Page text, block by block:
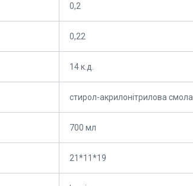
0,2
0,22
14 к.д.
стирол-акрилонітрилова смола
700 мл
21*11*19